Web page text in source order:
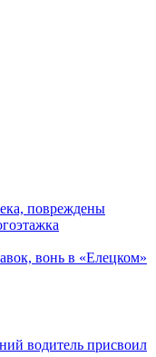
повреждены
вонь в «Елецком»
водитель присвоил